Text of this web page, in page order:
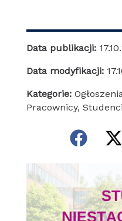
Data publikacji:
Data modyfikacji:
Kategorie:
Pracownicy, Studenci